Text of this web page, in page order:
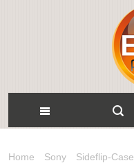
Home Sony Sideflip-Case